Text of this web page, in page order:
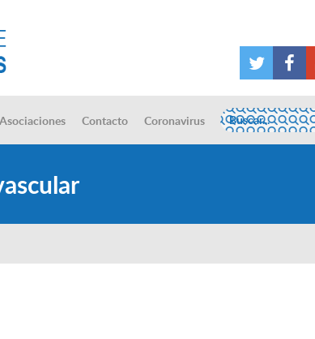
Asociaciones Contacto Coronavirus